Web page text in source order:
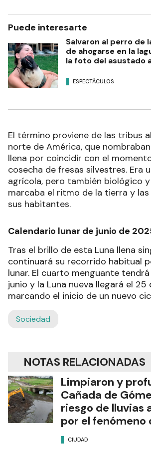
Puede interesarte
Salvaron al perro de
de ahogarse en la
la foto del asustado
ESPECTÁCULOS
El término proviene de las tribus
norte de América, que
llena por coincidir con el
cosecha de fresas silvestres. Era
agrícola, pero también biológico
marcaba el ritmo de la tierra y
sus habitantes.
Calendario lunar de junio de
Tras el brillo de esta Luna llena
continuará su recorrido habitual
lunar. El cuarto menguante
junio y la Luna nueva llegará el 25
marcando el inicio de un nuevo
Sociedad
NOTAS RELACIONADAS
Limpiaron y
Cañada de
riesgo de lluvias
por el fenómeno
CIUDAD